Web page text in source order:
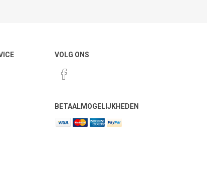
VOLG ONS
BETAALMOGELIJKHEDEN